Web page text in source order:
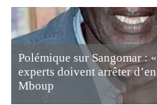
Polémique sur Sangomar :
experts doivent arrêter
Mboup